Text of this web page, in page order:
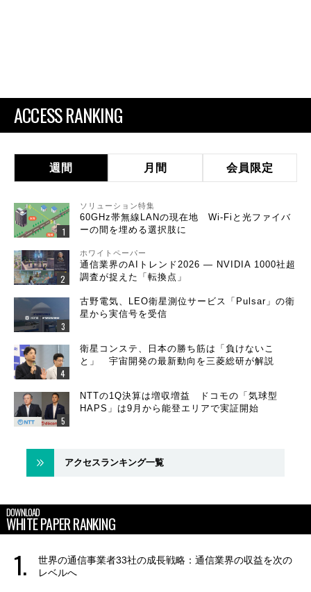
ACCESS RANKING
週間 月間 会員限定
ソリューション特集
60GHz帯無線LANの現在地 Wi-Fiと光ファイバ
ーの間を埋める選択肢に
ホワイトペーパー
通信業界のAIトレンド2026 ― NVIDIA 1000社超
調査が捉えた「転換点」
古野電気、LEO衛星測位サービス「Pulsar」の衛
星から実信号を受信
衛星コンステ、日本の勝ち筋は「負けないこ
と」 宇宙開発の最新動向を三菱総研が解説
NTTの1Q決算は増収増益 ドコモの「気球型
HAPS」は9月から能登エリアで実証開始
アクセスランキング一覧
DOWNLOAD
WHITE PAPER RANKING
世界の通信事業者33社の成長戦略：通信業界の収益を次の
レベルへ